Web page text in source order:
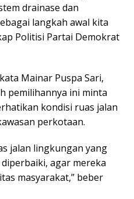
drainase dan
langkah awal kita
Politisi Partai Demokrat
Mainar Puspa Sari,
pemilihannya ini minta
kondisi ruas jalan
perkotaan.
jalan lingkungan yang
agar mereka
masyarakat,” beber